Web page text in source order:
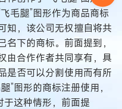
毛腿”图形作为商品商标
知，该公司无权擅自将共
下的商标。前面提到，
由合作作者共同享有，具
是否可以分割使用而有所
”图形的商标注册使用，
于这种情形，前面提